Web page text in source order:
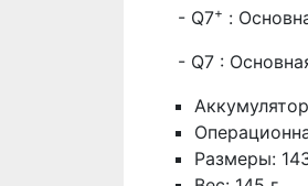
- Q7+ :
- Q7 :
Размеры: